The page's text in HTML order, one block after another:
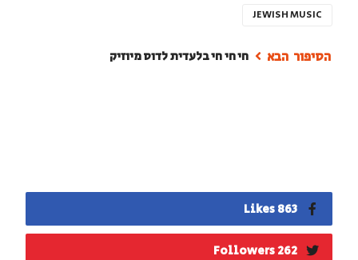
JEWISH MUSIC
חי חי חי בלעדית לדוס מיוזיק
863 Likes
262 Followers